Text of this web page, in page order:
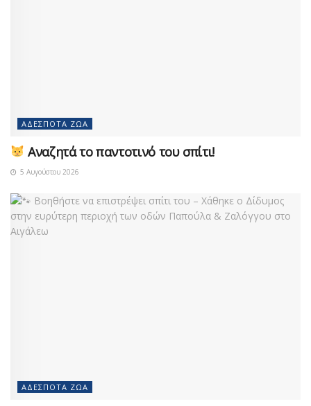
ΑΔΈΣΠΟΤΑ ΖΏΑ
Αναζητά το παντοτινό του σπίτι!
5 Αυγούστου 2026
ΑΔΈΣΠΟΤΑ ΖΏΑ